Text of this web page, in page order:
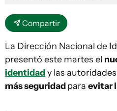
Compartir
La Dirección Nacional de
presentó este martes el
identidady las
más seguridadpara evitar